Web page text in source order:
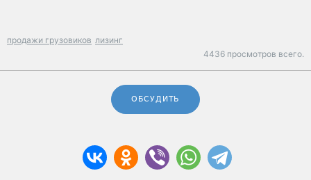
продажи грузовиков лизинг
4436 просмотров всего.
ОБСУДИТЬ